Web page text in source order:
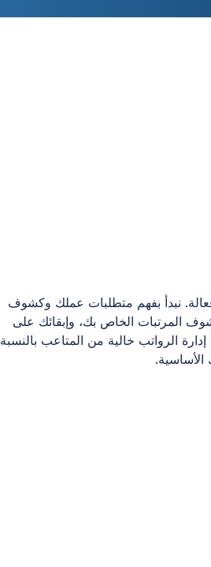
نبدأ بفهم متطلبات عملك وكشوف
المرتبات الخاص بك، وإبقائك على
الرواتب خالية من المتاعب بالنسبة